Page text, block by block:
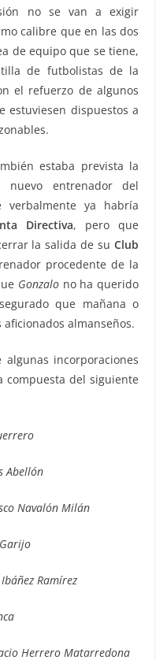
no se van a exigir
calibre que en las dos
de equipo que se tiene,
de futbolistas de la
el refuerzo de algunos
estuviesen dispuestos a
estaba prevista la
nuevo entrenador del
ya habría
Directiva, pero que
la salida de su Club
procedente de la
Gonzalo no ha querido
que mañana o
almanseños.
incorporaciones
del siguiente
Abellón
Navalón Milán
Ramírez
Herrero Matarredona